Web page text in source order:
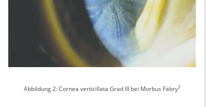
Abbildung 2: Cornea verticillata Grad III bei Morbus Fabry3